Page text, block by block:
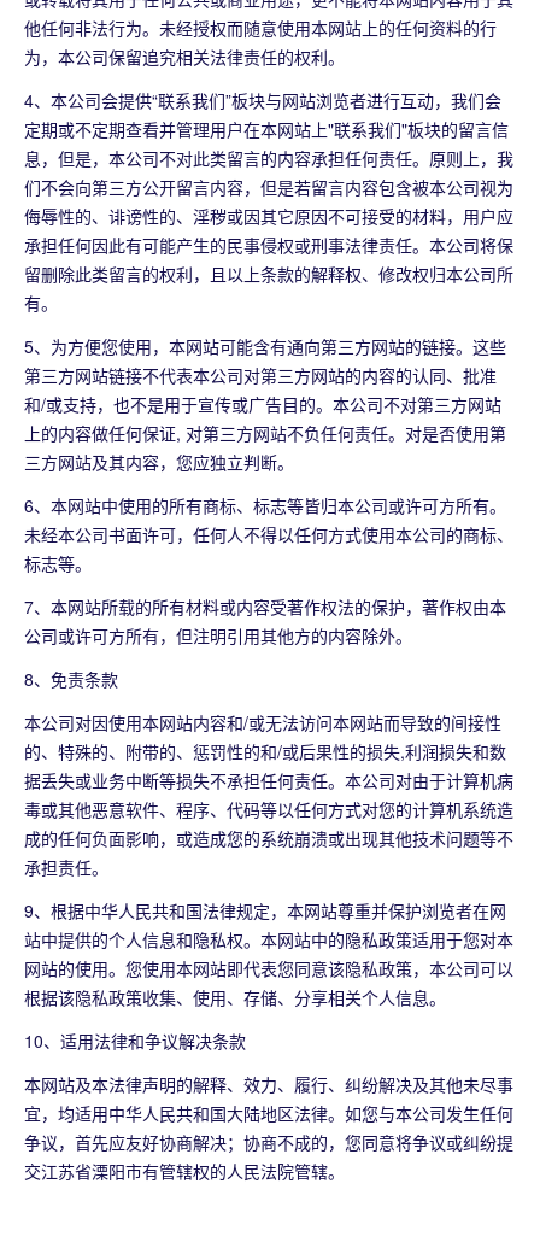
他任何非法行为。未经授权而随意使用本网站上的任何资料的行
为，本公司保留追究相关法律责任的权利。
4、本公司会提供“联系我们”板块与网站浏览者进行互动，我们会
定期或不定期查看并管理用户在本网站上"联系我们"板块的留言信
息，但是，本公司不对此类留言的内容承担任何责任。原则上，我
们不会向第三方公开留言内容，但是若留言内容包含被本公司视为
侮辱性的、诽谤性的、淫秽或因其它原因不可接受的材料，用户应
承担任何因此有可能产生的民事侵权或刑事法律责任。本公司将保
留删除此类留言的权利，且以上条款的解释权、修改权归本公司所
有。
5、为方便您使用，本网站可能含有通向第三方网站的链接。这些
第三方网站链接不代表本公司对第三方网站的内容的认同、批准
和/或支持，也不是用于宣传或广告目的。本公司不对第三方网站
上的内容做任何保证, 对第三方网站不负任何责任。对是否使用第
三方网站及其内容，您应独立判断。
6、本网站中使用的所有商标、标志等皆归本公司或许可方所有。
未经本公司书面许可，任何人不得以任何方式使用本公司的商标、
标志等。
7、本网站所载的所有材料或内容受著作权法的保护，著作权由本
公司或许可方所有，但注明引用其他方的内容除外。
8、免责条款
本公司对因使用本网站内容和/或无法访问本网站而导致的间接性
的、特殊的、附带的、惩罚性的和/或后果性的损失,利润损失和数
据丢失或业务中断等损失不承担任何责任。本公司对由于计算机病
毒或其他恶意软件、程序、代码等以任何方式对您的计算机系统造
成的任何负面影响，或造成您的系统崩溃或出现其他技术问题等不
承担责任。
9、根据中华人民共和国法律规定，本网站尊重并保护浏览者在网
站中提供的个人信息和隐私权。本网站中的隐私政策适用于您对本
网站的使用。您使用本网站即代表您同意该隐私政策，本公司可以
根据该隐私政策收集、使用、存储、分享相关个人信息。
10、适用法律和争议解决条款
本网站及本法律声明的解释、效力、履行、纠纷解决及其他未尽事
宜，均适用中华人民共和国大陆地区法律。如您与本公司发生任何
争议，首先应友好协商解决；协商不成的，您同意将争议或纠纷提
交江苏省溧阳市有管辖权的人民法院管辖。